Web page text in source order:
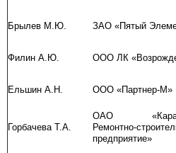
Брылев М.Ю. ЗАО «Пятый
Филин А.Ю. ООО ЛК
Ельшин А.Н. ООО «Партнер-М»
Горбачева Т.А.
ОАО
Ремонтно-
предприятие»